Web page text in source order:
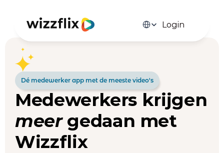
Login
Dé medewerker app met de meeste video's
meer gedaan met
Wizzflix